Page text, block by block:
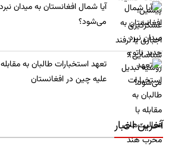
​آیا شمال افغانستان به میدان
می‌شود؟
تعهد استخبارات طالبان به
علیه چین در افغانستان
آخرین اخبار